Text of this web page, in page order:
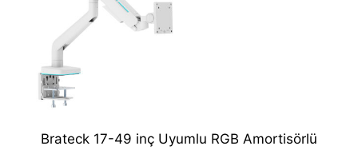
Brateck 17-49 inç Uyumlu RGB Amortisörlü